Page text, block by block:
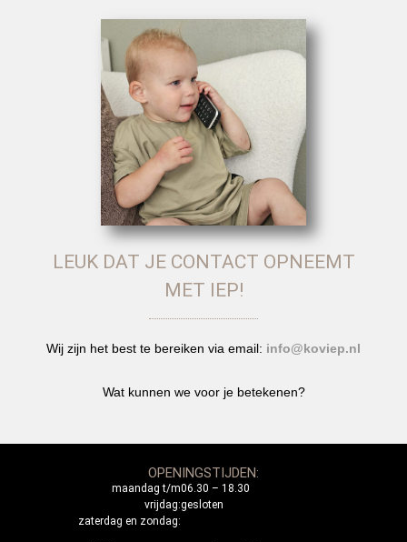
LEUK DAT JE CONTACT OPNEEMT
MET IEP!
Wij zijn het best te bereiken via email: info@koviep.nl
Wat kunnen we voor je betekenen?
OPENINGSTIJDEN:
maandag t/m
vrijdag:
zaterdag en zondag:
06.30 – 18.30
gesloten